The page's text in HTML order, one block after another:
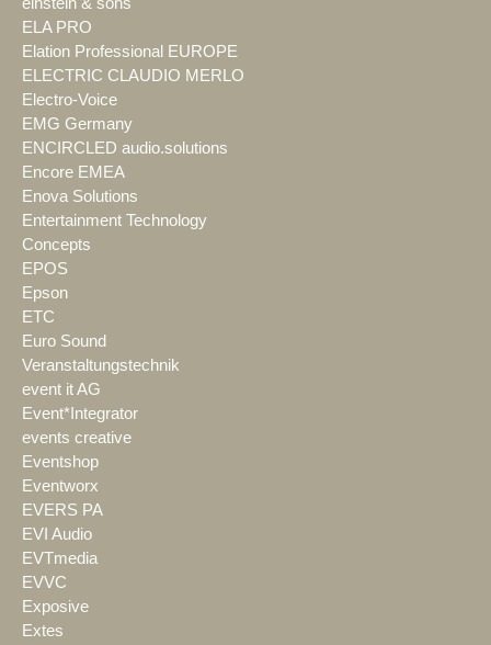
ELA PRO
Elation Professional EUROPE
ELECTRIC CLAUDIO MERLO
Electro-Voice
EMG Germany
ENCIRCLED audio.solutions
Encore EMEA
Enova Solutions
Entertainment Technology
Concepts
EPOS
Epson
ETC
Euro Sound
Veranstaltungstechnik
event it AG
Event*Integrator
events creative
Eventshop
Eventworx
EVERS PA
EVI Audio
EVTmedia
EVVC
Exposive
Extes